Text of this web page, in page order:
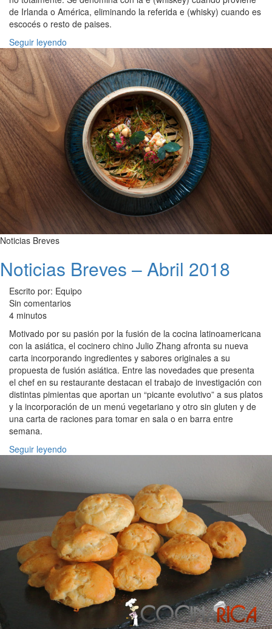
de Irlanda o América, eliminando la referida e (whisky) cuando es
escocés o resto de paises.
Seguir leyendo
Noticias Breves
Noticias Breves – Abril 2018
Escrito por: Equipo
Sin comentarios
4 minutos
Motivado por su pasión por la fusión de la cocina latinoamericana
con la asiática, el cocinero chino Julio Zhang afronta su nueva
carta incorporando ingredientes y sabores originales a su
propuesta de fusión asiática. Entre las novedades que presenta
el chef en su restaurante destacan el trabajo de investigación con
distintas pimientas que aportan un “picante evolutivo” a sus platos
y la incorporación de un menú vegetariano y otro sin gluten y de
una carta de raciones para tomar en sala o en barra entre
semana.
Seguir leyendo